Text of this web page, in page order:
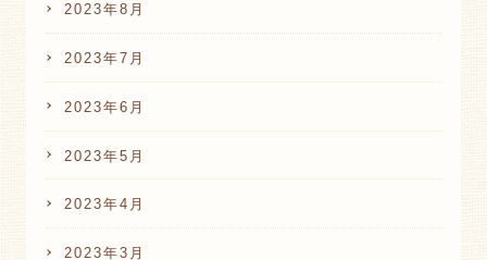
2023年8月
2023年7月
2023年6月
2023年5月
2023年4月
2023年3月